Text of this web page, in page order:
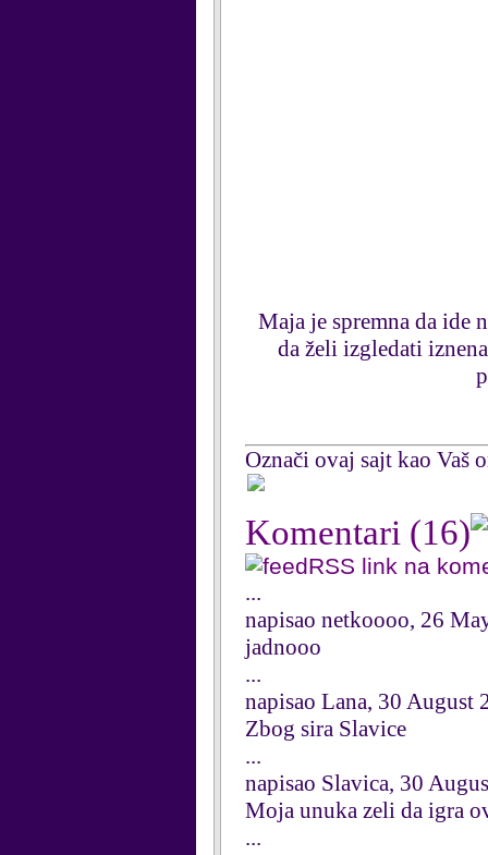
Maja je spremna da ide
da želi izgledati
Označi ovaj sajt kao Vaš
Komentari (16)
RSS link na
...
napisao netkoooo, 26
jadnooo
...
napisao Lana, 30 August
Zbog sira Slavice
...
napisao Slavica, 30
Moja unuka zeli da igra
...